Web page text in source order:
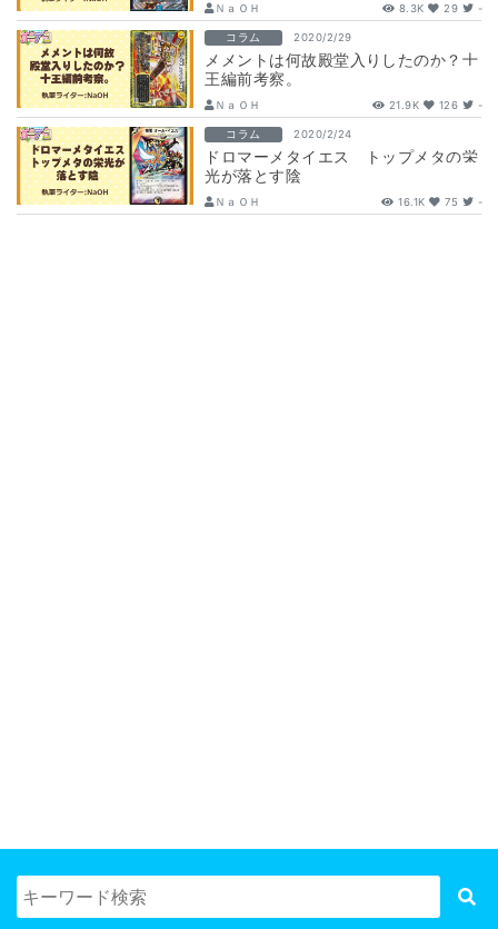
ＮａＯＨ 8.3K 29 -
コラム 2020/2/29
メメントは何故殿堂入りしたのか？十
王編前考察。
ＮａＯＨ 21.9K 126 -
コラム 2020/2/24
ドロマーメタイエス トップメタの栄
光が落とす陰
ＮａＯＨ 16.1K 75 -